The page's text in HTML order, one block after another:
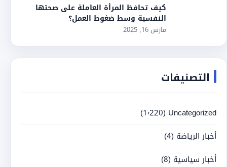
كيف تحافظ المرأة العاملة على صحتها
النفسية وسط ضغوط العمل؟
مارس 16, 2025
التصنيفات
Uncategorized (1٬220)
أخبار الرياضة (4)
أخبار سياسية (8)